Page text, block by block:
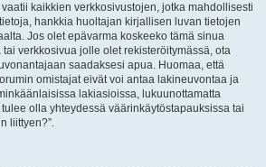
kaikkien verkkosivustojen, jotka mahdollisesti
hankkia huoltajan kirjallisen luvan tietojen
Jos olet epävarma koskeeko tämä sinua
verkkosivua jolle olet rekisteröitymässä, ota
saadaksesi apua. Huomaa, että
omistajat eivät voi antaa lakineuvontaa ja
lakiasioissa, lukuunottamatta
tulee olla yhteydessä väärinkäytöstapauksissa tai
liittyen?”.